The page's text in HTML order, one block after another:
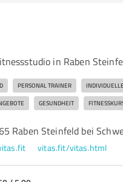
in Raben
PERSONAL TRAINER
GESUNDHEIT
Raben Steinfeld bei
vitas.fit/vitas.html